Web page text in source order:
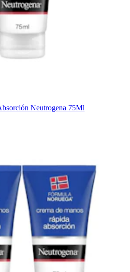
Neutrogena 75Ml